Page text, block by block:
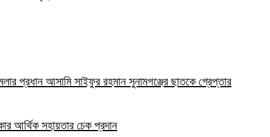
প্রধান আসামি সাইফুর রহমান সুনামগঞ্জের ছাতকে গ্রেপ্তার
আর্থিক সহায়তার চেক প্রদান